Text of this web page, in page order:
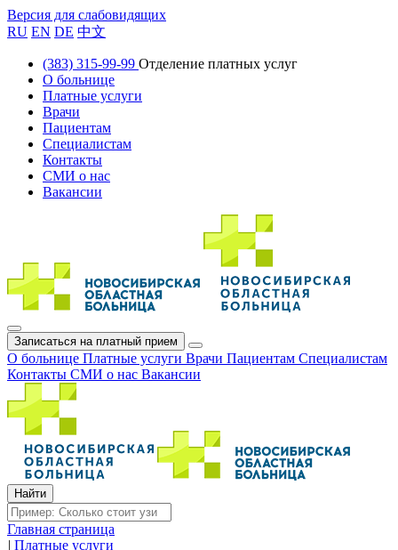
Версия для слабовидящих
RU EN DE 中文
(383) 315-99-99 Отделение платных услуг
О больнице
Платные услуги
Врачи
Пациентам
Специалистам
Контакты
СМИ о нас
Вакансии
Записаться на платный прием
О больнице Платные услуги Врачи Пациентам Специалистам
Контакты СМИ о нас Вакансии
Главная страница
| Платные услуги